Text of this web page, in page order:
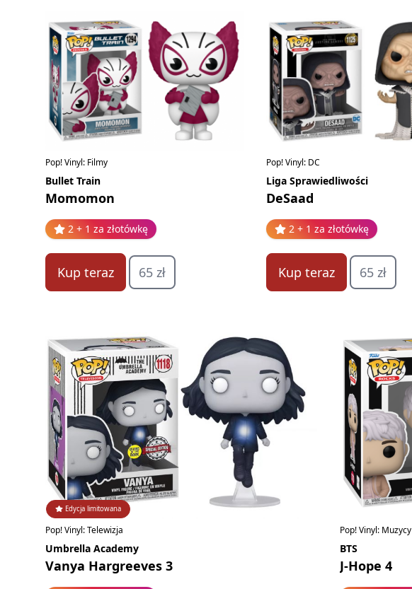
Pop! Vinyl: Filmy
Bullet Train
Momomon
2 + 1 za złotówkę
Kup teraz 65 zł
Pop! Vinyl: DC
Liga Sprawiedliwości
DeSaad
2 + 1 za złotówkę
Kup teraz 65 zł
Edycja limitowana
Pop! Vinyl: Telewizja
Umbrella Academy
Vanya Hargreeves 3
Pop! Vinyl: Muzycy
BTS
J-Hope 4